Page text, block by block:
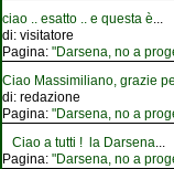
ciao .. esatto .. e questa è...
di: visitatore
Pagina: "Darsena, no a
Ciao Massimiliano, grazie
di: redazione
Pagina: "Darsena, no a
Ciao a tutti ! la Darsena...
Pagina: "Darsena, no a